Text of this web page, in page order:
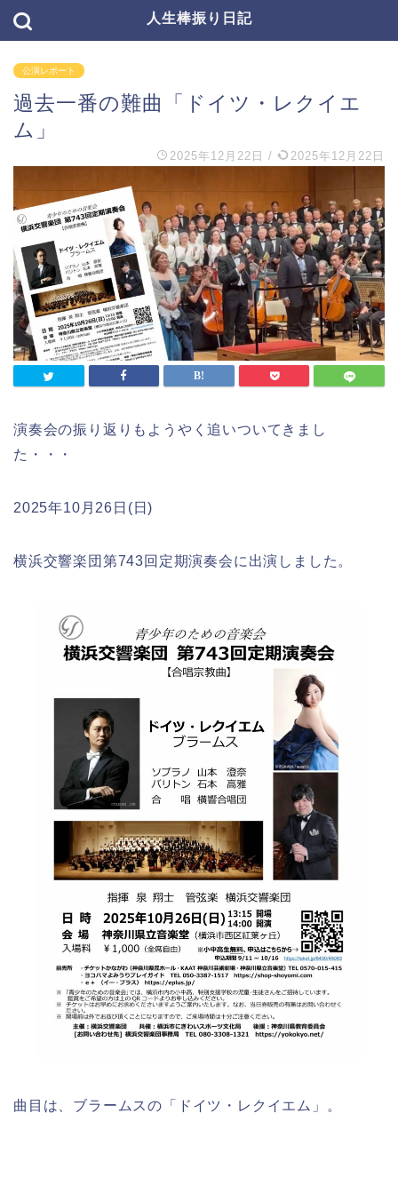
人生棒振り日記
公演レポート
過去一番の難曲「ドイツ・レクイエ
ム」
2025年12月22日 / 2025年12月22日
演奏会の振り返りもようやく追いついてきまし
た・・・
2025年10月26日(日)
横浜交響楽団第743回定期演奏会に出演しました。
曲目は、ブラームスの「ドイツ・レクイエム」。